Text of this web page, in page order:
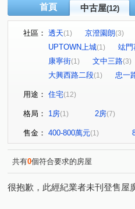
首頁 中古屋(12)
社區： 透天(1) 京澄園朗(3)
UPTOWN上城(1) 竑門
康寧街(1) 文中三路(3)
大興西路二段(1) 忠一
用途： 住宅(12)
格局： 1房(1) 2房(7)
售金： 400-800萬元(1)
共有0個符合要求的房屋
很抱歉，此經紀業者未刊登售屋